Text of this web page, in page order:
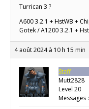
Turrican 3 ?
A600 3.2.1 + HstWB +
Gotek / A1200 3.2.1 +
4 août 2024 à 10 h 15 min
Staff
Mutt2828
Level 20
Messages